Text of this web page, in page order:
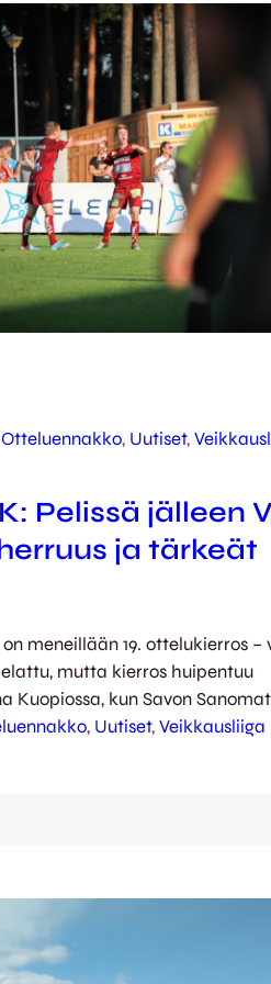
Otteluennakko, Uutiset,
Pelissä jälleen
ja tärkeät
meneillään 19. ottelukierros –
mutta kierros huipentuu
Kuopiossa, kun Savon
Suomen herruudesta
, Uutiset, Veikkausliiga